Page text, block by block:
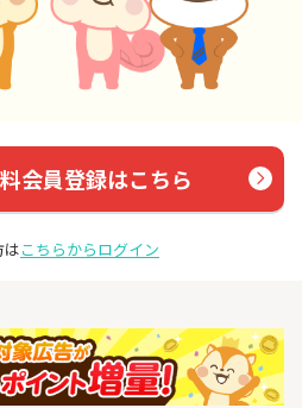
会員登録はこちら
はこちらからログイン